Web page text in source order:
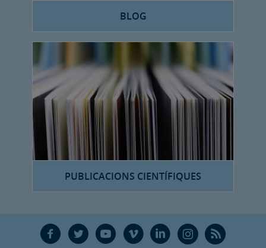
BLOG
PUBLICACIONS CIENTÍFIQUES
F T Y V L Ñ R